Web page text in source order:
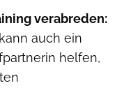
verabreden:
auch ein
helfen,